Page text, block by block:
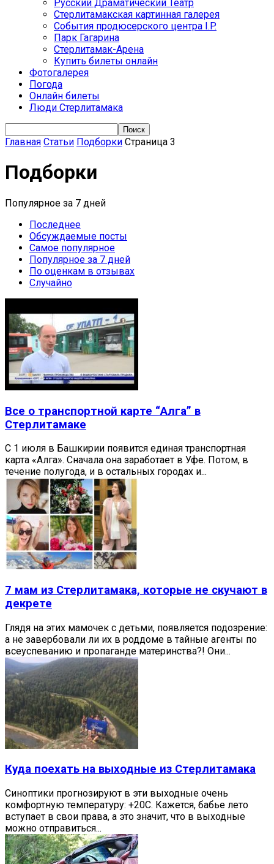
Русский Драматический Театр
Стерлитамакская картинная галерея
События продюсерского центра I.P.
Парк Гагарина
Стерлитамак-Арена
Купить билеты онлайн
Фотогалерея
Погода
Онлайн билеты
Люди Стерлитамака
Главная Статьи Подборки Страница 3
Подборки
Популярное за 7 дней
Последнее
Обсуждаемые посты
Самое популярное
Популярное за 7 дней
По оценкам в отзывах
Случайно
Все о транспортной карте “Алга” в
Стерлитамаке
С 1 июля в Башкирии появится единая транспортная
карта «Алга». Сначала она заработает в Уфе. Потом, в
течение полугода, и в остальных городах и...
7 мам из Стерлитамака, которые не скучают в
декрете
Глядя на этих мамочек с детьми, появляется подозрение:
а не завербовали ли их в роддоме в тайные агенты по
всеуспеванию и пропаганде материнства?! Они...
Куда поехать на выходные из Стерлитамака
Синоптики прогнозируют в эти выходные очень
комфортную температуру: +20С. Кажется, бабье лето
вступает в свои права, а это значит, что в выходные
можно отправиться...